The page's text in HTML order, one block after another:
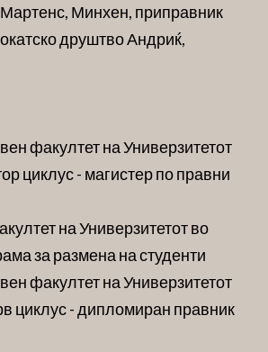
Минхен, приправник
друштво Андриќ,
факултет на Универзитетот
циклус - магистер по правни
на Универзитетот во
за размена на студенти
факултет на Универзитетот
циклус - дипломиран правник